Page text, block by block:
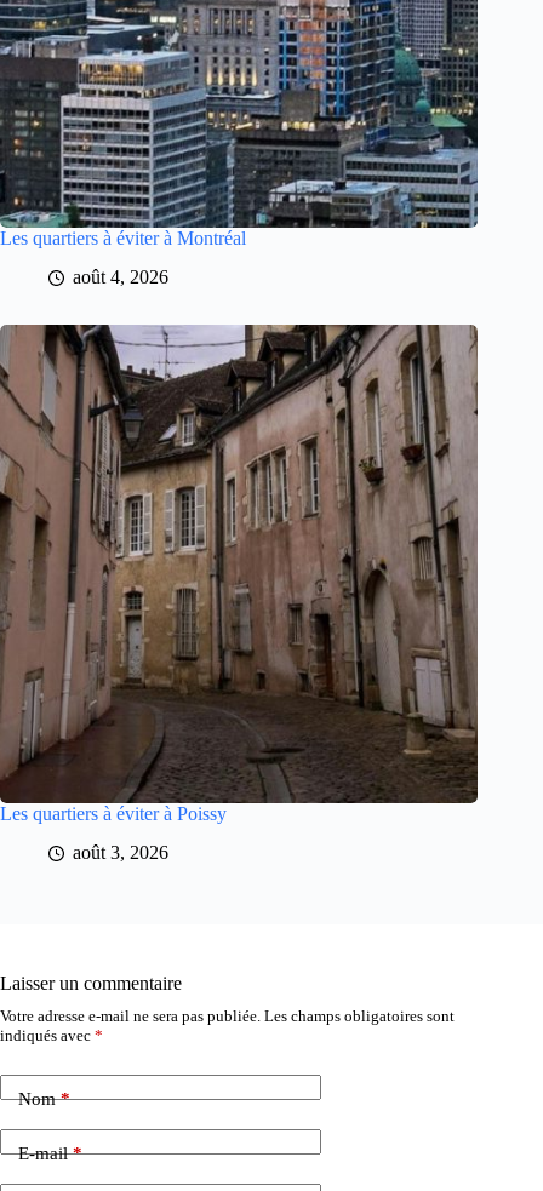
Les quartiers à éviter à Montréal
août 4, 2026
Les quartiers à éviter à Poissy
août 3, 2026
Laisser un commentaire
Votre adresse e-mail ne sera pas publiée. Les champs obligatoires sont
indiqués avec *
Nom*
E-mail*